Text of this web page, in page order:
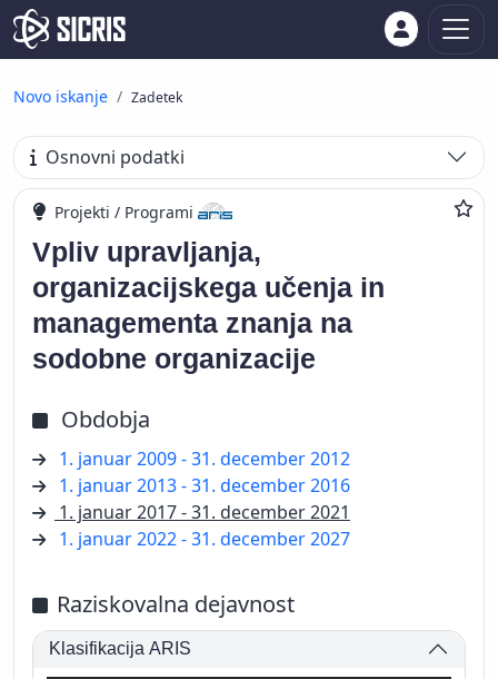
Novo iskanje Zadetek
Osnovni podatki
Projekti / Programi
Vpliv upravljanja,
organizacijskega učenja in
managementa znanja na
sodobne organizacije
Obdobja
1. januar 2009 - 31. december 2012
1. januar 2013 - 31. december 2016
1. januar 2017 - 31. december 2021
1. januar 2022 - 31. december 2027
Raziskovalna dejavnost
Klasifikacija ARIS